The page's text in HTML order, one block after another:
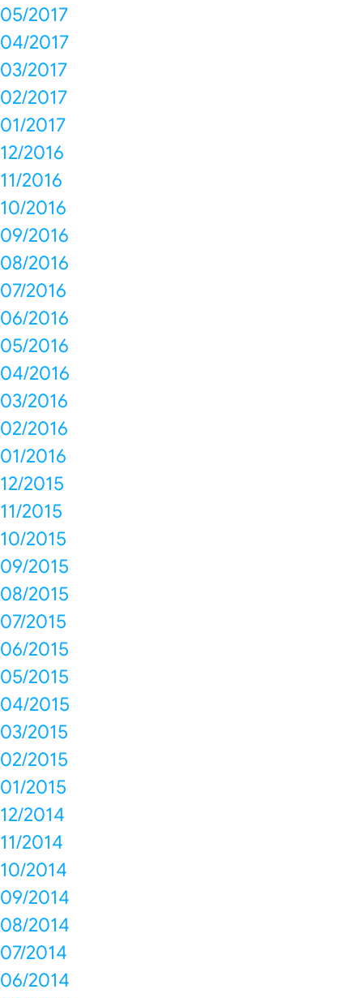
05/2017
04/2017
03/2017
02/2017
01/2017
12/2016
11/2016
10/2016
09/2016
08/2016
07/2016
06/2016
05/2016
04/2016
03/2016
02/2016
01/2016
12/2015
11/2015
10/2015
09/2015
08/2015
07/2015
06/2015
05/2015
04/2015
03/2015
02/2015
01/2015
12/2014
11/2014
10/2014
09/2014
08/2014
07/2014
06/2014